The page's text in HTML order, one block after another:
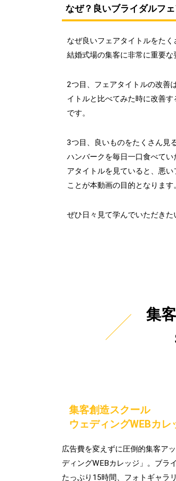
なぜ？良いブライダルフ
なぜ良いフェアタイトルをた
結婚式場の集客に非常に重要な
2つ目、フェアタイトルの改善
イトルと比べてみた時に改善
です。
3つ目、良いものをたくさん見
ハンバークを毎日一口食べて
アタイトルを見ていると、悪
ことが本動画の目的となります。
ぜひ日々見て学んでいただきた
集
集客創造スクール
ウェディングWEBカレ
広告費を変えずに圧倒的集客ア
ディングWEBカレッジ」。ブラ
たっぷり15時間、フォトギャラ